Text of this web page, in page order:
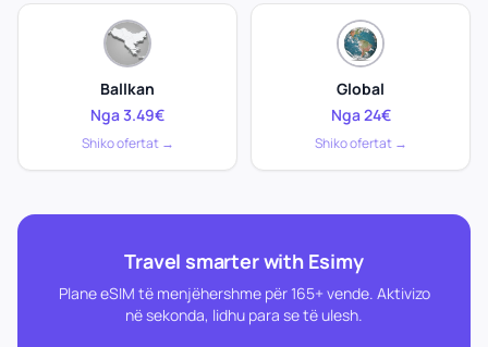
Ballkan
Nga 3.49€
Shiko ofertat →
Global
Nga 24€
Shiko ofertat →
Travel smarter with Esimy
Plane eSIM të menjëhershme për 165+ vende. Aktivizo
në sekonda, lidhu para se të ulesh.